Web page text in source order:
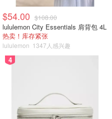
$54.00 $108.00
lululemon City Essentials 肩背包 4L
热卖！库存紧张
lululemon 1347人感兴趣
4